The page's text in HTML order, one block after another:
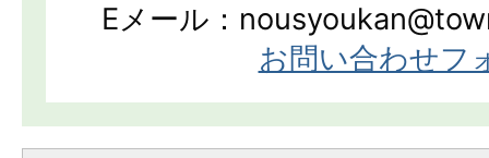
Eメール：
お問い合わせフ